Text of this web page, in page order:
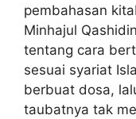
pembahasan
Minhajul
tentang cara
sesuai syariat
berbuat dosa,
taubatnya tak